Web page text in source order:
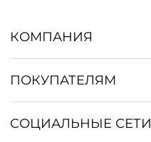
КОМПАНИЯ
ПОКУПАТЕЛЯМ
СОЦИАЛЬНЫЕ СЕТИ